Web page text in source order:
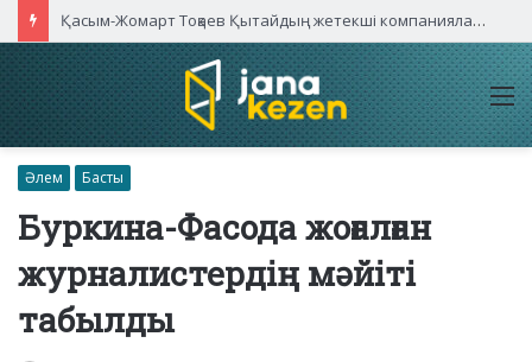
Қасым-Жомарт Тоқаев Қытайдың жетекші компаниялары басшыларымен кездесті
Әлем Басты
Буркина-Фасода жоғалған
журналистердің мәйіті
табылды